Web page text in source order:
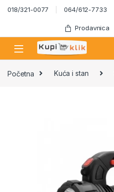
Skip to navigation
Skip to content
018/321-0077 064/612-7733
Prodavnica
Početna Kuća i stan